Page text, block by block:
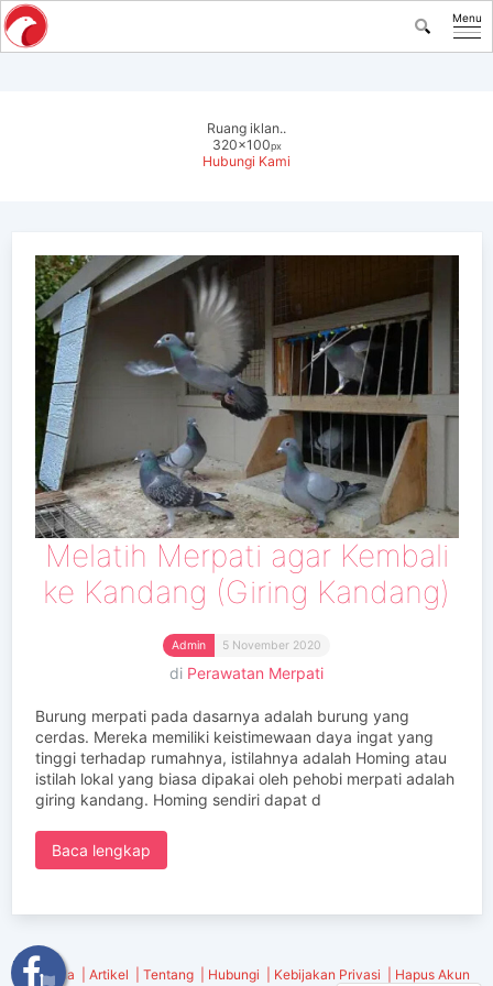
Menu
Ruang iklan..
320x100px
Hubungi Kami
Melatih Merpati agar Kembali
ke Kandang (Giring Kandang)
Admin 5 November 2020
di Perawatan Merpati
Burung merpati pada dasarnya adalah burung yang
cerdas. Mereka memiliki keistimewaan daya ingat yang
tinggi terhadap rumahnya, istilahnya adalah Homing atau
istilah lokal yang biasa dipakai oleh pehobi merpati adalah
giring kandang. Homing sendiri dapat d
Baca lengkap
Beranda Artikel Tentang Hubungi Kebijakan Privasi
Hapus Akun